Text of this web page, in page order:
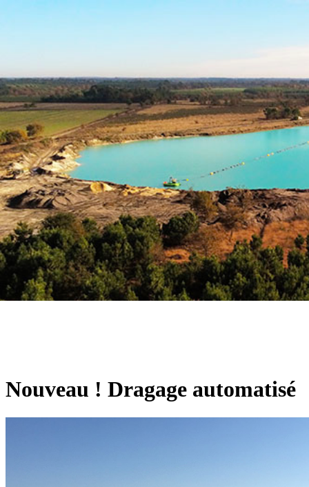
Tél. 05 58 44 18 43
Nos horaires
Du lundi au vendredi : 8h-12h / 14h-17h
Fermé le week-end
Mots clés
Nouveau ! Dragage automatisé